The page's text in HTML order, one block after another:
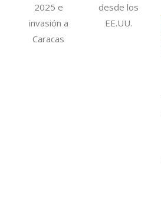
2025 e
invasión a
Caracas
desde los
EE.UU.